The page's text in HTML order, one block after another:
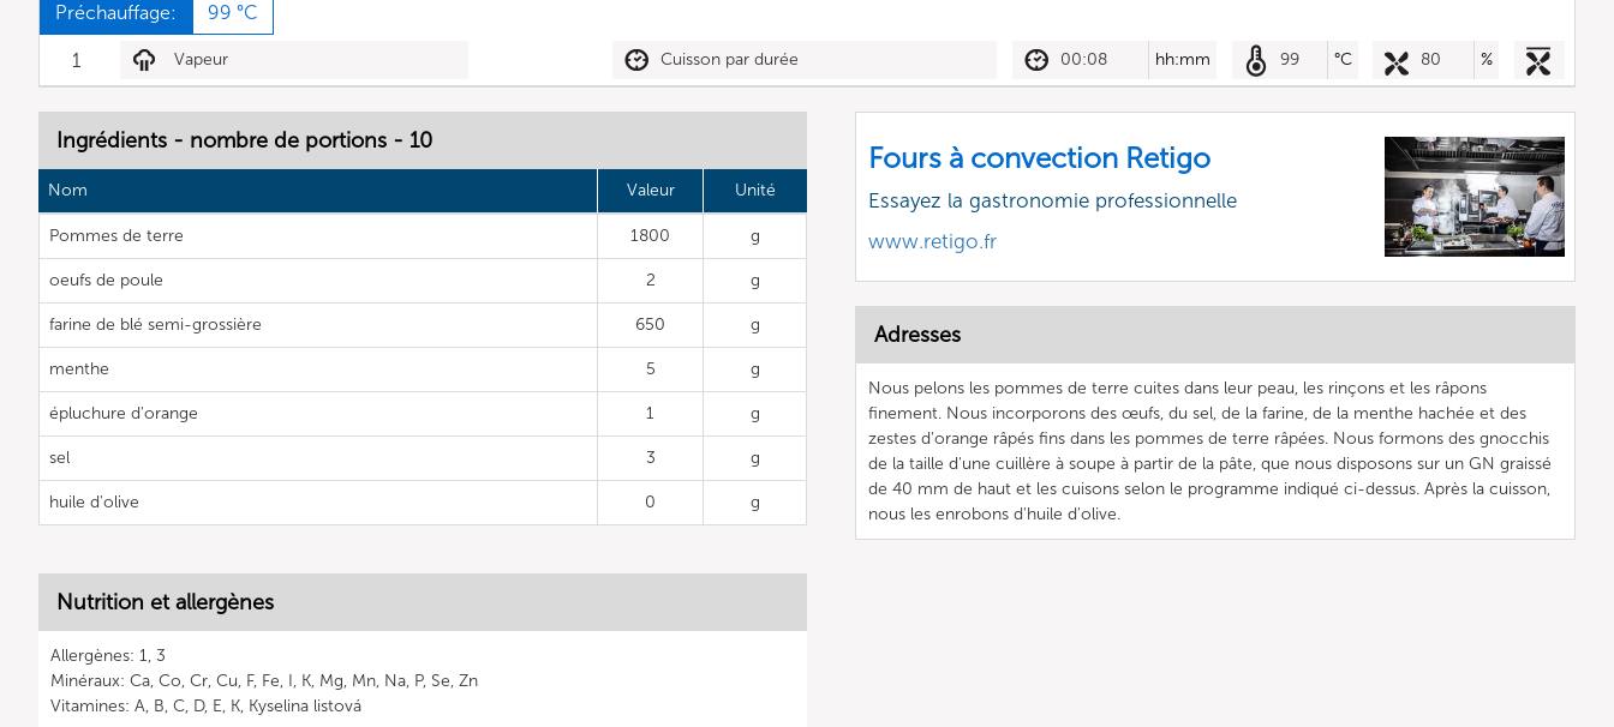
Préchauffage: 99 °C
1 Vapeur Cuisson par durée 00:08 hh:mm 99 °C 80 %
Ingrédients - nombre de portions - 10
Nom Valeur Unité
Pommes de terre 1800 g
oeufs de poule 2 g
farine de blé semi-grossière 650 g
menthe 5 g
épluchure d'orange 1 g
sel 3 g
huile d'olive 0 g
Nutrition et allergènes
Allergènes: 1, 3
Minéraux: Ca, Co, Cr, Cu, F, Fe, I, K, Mg, Mn, Na, P, Se, Zn
Vitamines: A, B, C, D, E, K, Kyselina listová
Fours à convection Retigo
Essayez la gastronomie professionnelle
www.retigo.fr
Adresses
Nous pelons les pommes de terre cuites dans leur peau, les rinçons et les râpons
finement. Nous incorporons des œufs, du sel, de la farine, de la menthe hachée et des
zestes d'orange râpés fins dans les pommes de terre râpées. Nous formons des gnocchis
de la taille d'une cuillère à soupe à partir de la pâte, que nous disposons sur un GN graissé
de 40 mm de haut et les cuisons selon le programme indiqué ci-dessus. Après la cuisson,
nous les enrobons d'huile d'olive.